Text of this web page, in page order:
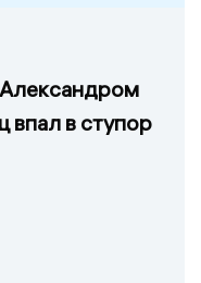
впал в ступор